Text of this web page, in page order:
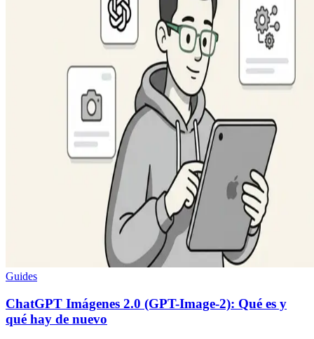
Guides
ChatGPT Imágenes 2.0 (GPT-Image-2): Qué es y
qué hay de nuevo